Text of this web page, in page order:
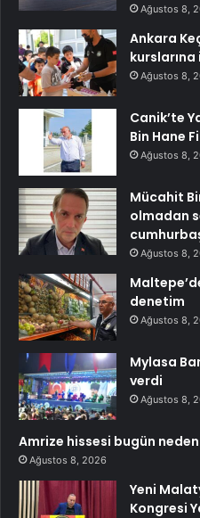
Ağustos 8,
Ankara
Ağustos 8,
Canik’te
Bin Hane
Ağustos 8,
Mücahit
olmadan
Ağustos 8,
denetim
Ağustos 8,
Mylasa
verdi
Ağustos 8,
Amrize hissesi bugün
Ağustos 8, 2026
Yeni
Kongresi